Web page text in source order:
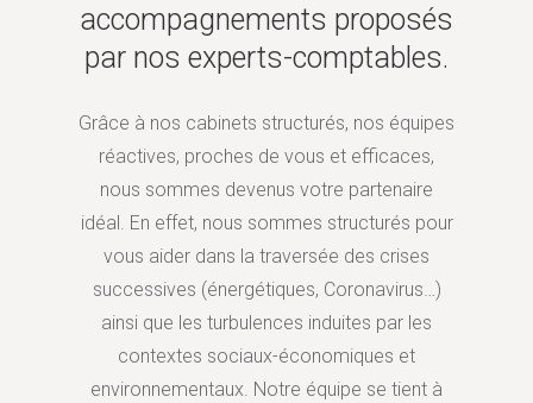
accompagnements proposés
par nos experts-comptables.
Grâce à nos cabinets structurés, nos équipes
réactives, proches de vous et efficaces,
nous sommes devenus votre partenaire
idéal. En effet, nous sommes structurés pour
vous aider dans la traversée des crises
successives (énergétiques, Coronavirus…)
ainsi que les turbulences induites par les
contextes sociaux-économiques et
environnementaux. Notre équipe se tient à